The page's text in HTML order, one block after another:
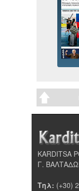
KARDITSA
Γ.
Τηλ: (+30)